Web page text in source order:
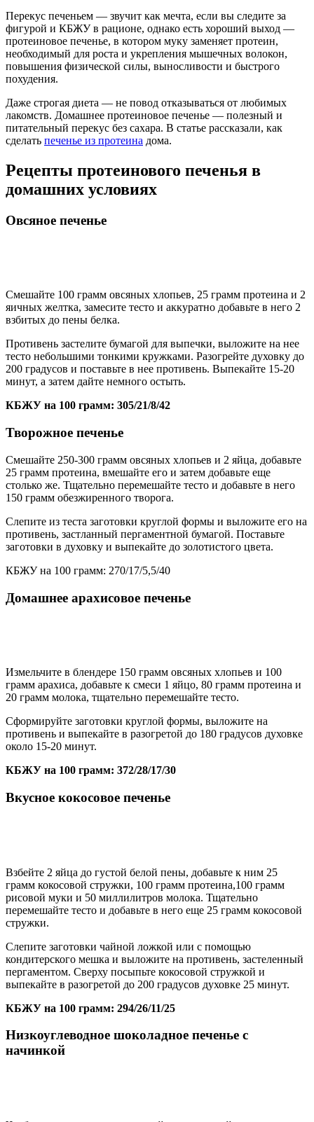
Перекус печеньем — звучит как мечта, если вы следите за
фигурой и КБЖУ в рационе, однако есть хороший выход —
протеиновое печенье, в котором муку заменяет протеин,
необходимый для роста и укрепления мышечных волокон,
повышения физической силы, выносливости и быстрого
похудения.
Даже строгая диета — не повод отказываться от любимых
лакомств. Домашнее протеиновое печенье — полезный и
питательный перекус без сахара. В статье рассказали, как
сделать печенье из протеина дома.
Рецепты протеинового печенья в
домашних условиях
Овсяное печенье
Смешайте 100 грамм овсяных хлопьев, 25 грамм протеина и 2
яичных желтка, замесите тесто и аккуратно добавьте в него 2
взбитых до пены белка.
Противень застелите бумагой для выпечки, выложите на нее
тесто небольшими тонкими кружками. Разогрейте духовку до
200 градусов и поставьте в нее противень. Выпекайте 15-20
минут, а затем дайте немного остыть.
КБЖУ на 100 грамм: 305/21/8/42
Творожное печенье
Смешайте 250-300 грамм овсяных хлопьев и 2 яйца, добавьте
25 грамм протеина, вмешайте его и затем добавьте еще
столько же. Тщательно перемешайте тесто и добавьте в него
150 грамм обезжиренного творога.
Слепите из теста заготовки круглой формы и выложите его на
противень, застланный пергаментной бумагой. Поставьте
заготовки в духовку и выпекайте до золотистого цвета.
КБЖУ на 100 грамм: 270/17/5,5/40
Домашнее арахисовое печенье
Измельчите в блендере 150 грамм овсяных хлопьев и 100
грамм арахиса, добавьте к смеси 1 яйцо, 80 грамм протеина и
20 грамм молока, тщательно перемешайте тесто.
Сформируйте заготовки круглой формы, выложите на
противень и выпекайте в разогретой до 180 градусов духовке
около 15-20 минут.
КБЖУ на 100 грамм: 372/28/17/30
Вкусное кокосовое печенье
Взбейте 2 яйца до густой белой пены, добавьте к ним 25
грамм кокосовой стружки, 100 грамм протеина,100 грамм
рисовой муки и 50 миллилитров молока. Тщательно
перемешайте тесто и добавьте в него еще 25 грамм кокосовой
стружки.
Слепите заготовки чайной ложкой или с помощью
кондитерского мешка и выложите на противень, застеленный
пергаментом. Сверху посыпьте кокосовой стружкой и
выпекайте в разогретой до 200 градусов духовке 25 минут.
КБЖУ на 100 грамм: 294/26/11/25
Низкоуглеводное шоколадное печенье с
начинкой